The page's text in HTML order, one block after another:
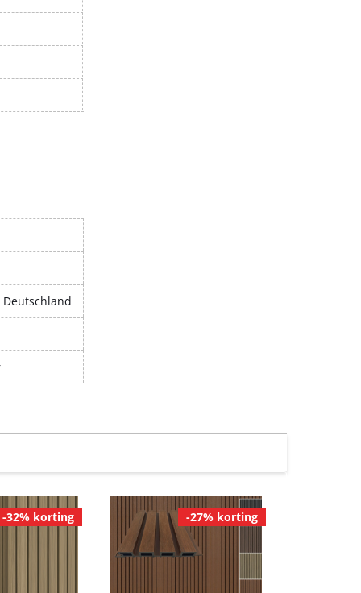
-32% korting -27% korting